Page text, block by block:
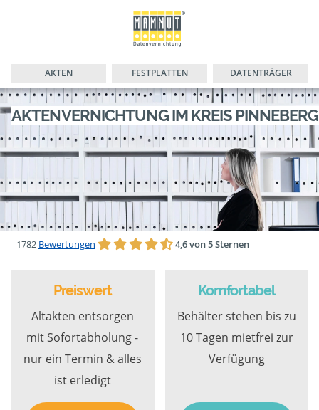
AKTEN FESTPLATTEN DATENTRÄGER
AKTENVERNICHTUNG IM KREIS PINNEBERG
1782 Bewertungen 4,6 von 5 Sternen
Preiswert
Altakten entsorgen
mit Sofortabholung -
nur ein Termin & alles
ist erledigt
Komfortabel
Behälter stehen bis zu
10 Tagen mietfrei zur
Verfügung